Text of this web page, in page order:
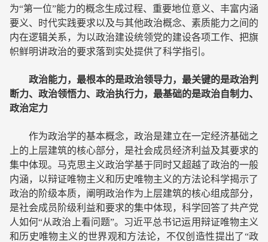
为“第一位”能力的概念生成过程、重要地位意义、丰富内涵
要义、时代实践要求以及与其他政治概念、素质能力之间的
内在逻辑关系，为以政治建设统领党的建设各项工作、把旗
帜鲜明讲政治的要求落到实处提供了科学指引。
政治能力，最根本的是政治领导力，最关键的是政治判
断力、政治领悟力、政治执行力，最基础的是政治自制力、
政治定力
作为政治学的基本概念，政治是建立在一定经济基础之
上的上层建筑的核心部分，是社会成员经济利益及其要求的
集中体现。马克思主义政治学基于同时又超越了政治的一般
内涵，以辩证唯物主义和历史唯物主义的方法论科学揭示了
政治的阶级本质，阐明政治作为上层建筑的核心组成部分，
是社会成员阶级利益和要求的集中体现，科学回答了共产党
人如何“从政治上看问题”。习近平总书记运用辩证唯物主义
和历史唯物主义的世界观和方法论，不仅创造性提出了“政